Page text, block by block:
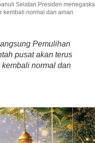
Selatan.Presiden
kembali normal dan aman
Pemulihan
pusat akan terus
normal dan